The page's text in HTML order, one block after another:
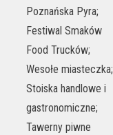
Poznańska Pyra;
Festiwal Smaków
Food Trucków;
Wesołe miasteczka;
Stoiska handlowe i
gastronomiczne;
Tawerny piwne